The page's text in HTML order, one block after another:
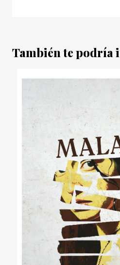
También te podría